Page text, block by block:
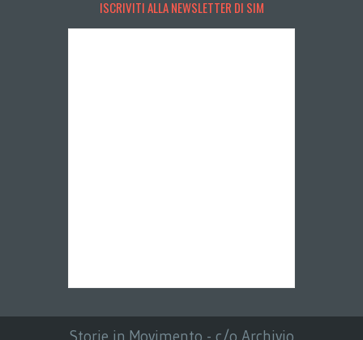
ISCRIVITI ALLA NEWSLETTER DI SIM